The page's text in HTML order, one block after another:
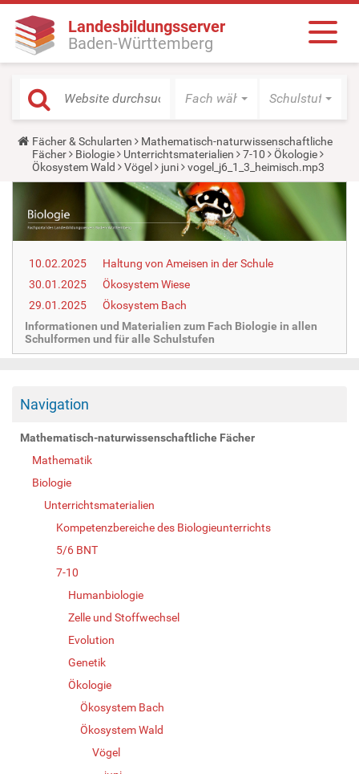
Landesbildungsserver
Baden-Württemberg
Fach wählen Schulstufe
Y
o
u
a
h
e
r
:
Fächer & Schularten
Mathematisch-naturwissenschaftliche
Fächer
Biologie Unterrichtsmaterialien 7-10
Ökologie
Ökosystem Wald
Vögel juni vogel_j6_1_3_heimisch.mp3
10.02.2025
Haltung von Ameisen in der Schule
30.01.2025
Ökosystem Wiese
29.01.2025
Ökosystem Bach
Informationen und Materialien zum Fach Biologie in allen
Schulformen und für alle Schulstufen
Navigation
Mathematisch-naturwissenschaftliche Fächer
Mathematik
Biologie
Unterrichtsmaterialien
Kompetenzbereiche des Biologieunterrichts
5/6 BNT
7-10
Humanbiologie
Zelle und Stoffwechsel
Evolution
Genetik
Ökologie
Ökosystem Bach
Ökosystem Wald
Vögel